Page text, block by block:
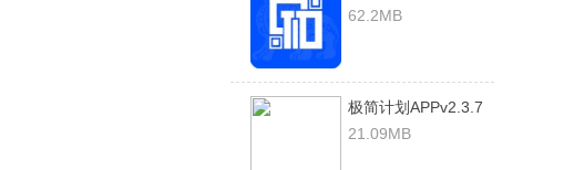
安卓版
62.2MB
极简计划APPv2.3.7
安卓版
21.09MB